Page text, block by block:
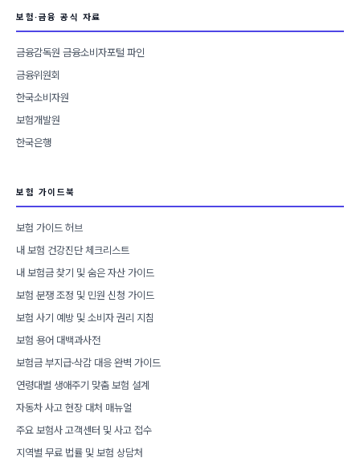
보험·금융 공식 자료
금융감독원 금융소비자포털 파인
금융위원회
한국소비자원
보험개발원
한국은행
보험 가이드북
보험 가이드 허브
내 보험 건강진단 체크리스트
내 보험금 찾기 및 숨은 자산 가이드
보험 분쟁 조정 및 민원 신청 가이드
보험 사기 예방 및 소비자 권리 지침
보험 용어 대백과사전
보험금 부지급·삭감 대응 완벽 가이드
연령대별 생애주기 맞춤 보험 설계
자동차 사고 현장 대처 매뉴얼
주요 보험사 고객센터 및 사고 접수
지역별 무료 법률 및 보험 상담처